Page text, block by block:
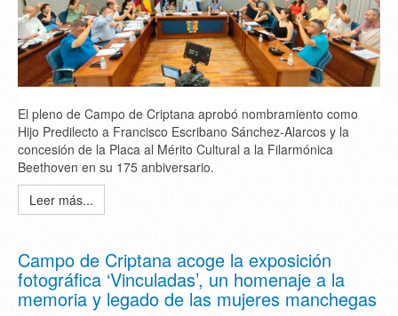
El pleno de Campo de Criptana aprobó nombramiento como
Hijo Predilecto a Francisco Escribano Sánchez-Alarcos y la
concesión de la Placa al Mérito Cultural a la Filarmónica
Beethoven en su 175 anbiversario.
Leer más...
Campo de Criptana acoge la exposición
fotográfica ‘Vinculadas’, un homenaje a la
memoria y legado de las mujeres manchegas